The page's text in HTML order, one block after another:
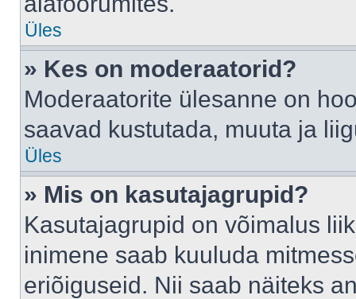
Üles
» Kes on moderaatorid?
Moderaatorite ülesanne on
saavad kustutada, muuta ja
Üles
» Mis on kasutajagrupid?
Kasutajagrupid on võimalus
inimene saab kuuluda
eriõiguseid. Nii saab näiteks